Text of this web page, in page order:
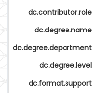
dc.contributor.role
dc.degree.name
dc.degree.department
dc.degree.level
dc.format.support